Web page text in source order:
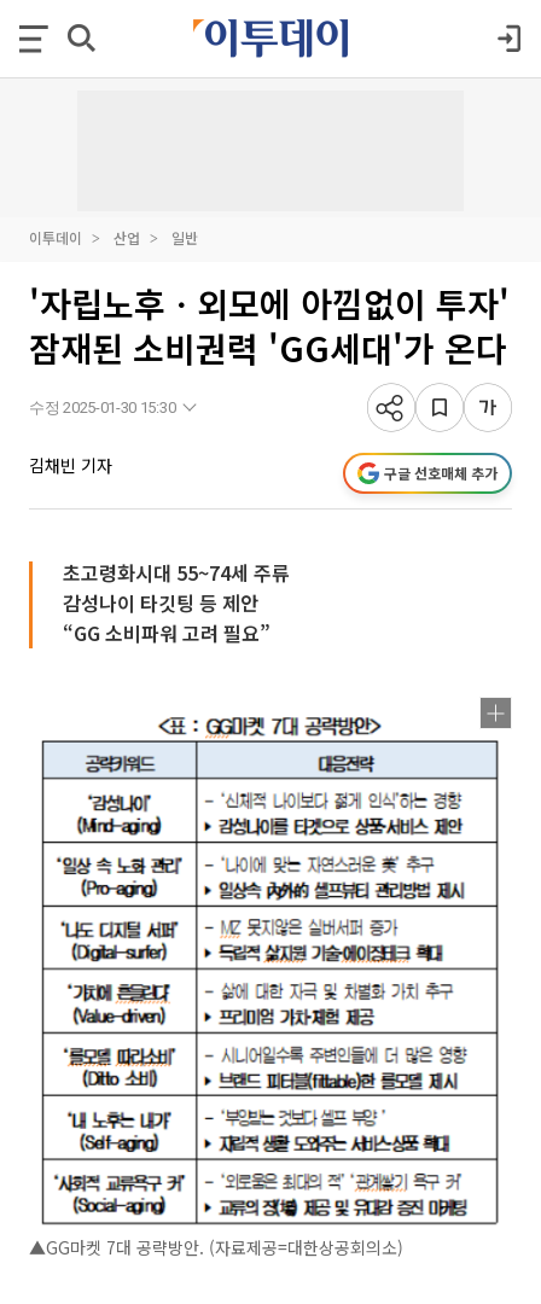
이투데이 산업 일반
'자립노후ㆍ외모에 아낌없이 투자'
잠재된 소비권력 'GG세대'가 온다
수정 2025-01-30 15:30
김채빈 기자 구글 선호매체 추가
초고령화시대 55~74세 주류
감성나이 타깃팅 등 제안
“GG 소비파워 고려 필요”
▲GG마켓 7대 공략방안. (자료제공=대한상공회의소)